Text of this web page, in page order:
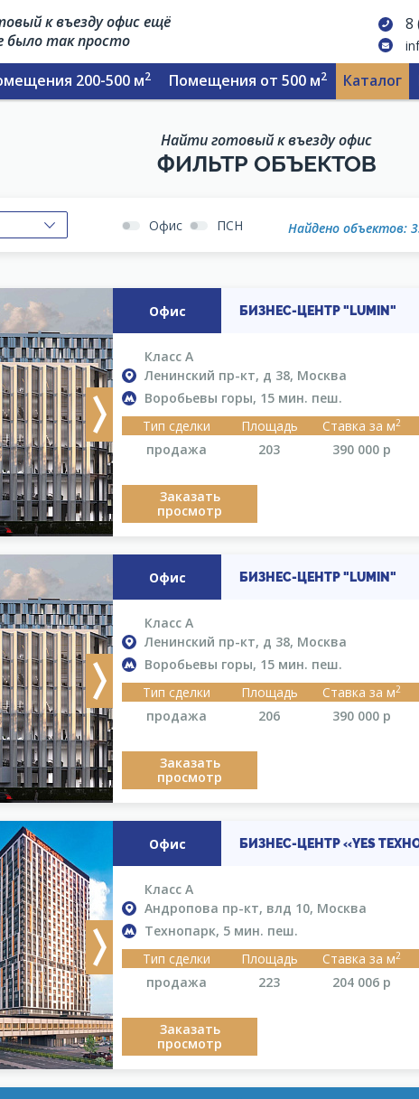
к въезду офис ещё
было так просто
8
200-500 м2 Помещения от 500 м2 Каталог
Найти готовый к въезду офис
ФИЛЬТР ОБЪЕКТОВ
Офис ПСН Найдено объектов:
Next
Офис БИЗНЕС-ЦЕНТР "LUMIN"
Класс A
Ленинский пр-кт, д 38, Москва
Воробьевы горы, 15 мин. пеш.
Тип сделки
Площадь Ставка за м2
продажа
203 390 000 р
Заказать
просмотр
Next
Офис БИЗНЕС-ЦЕНТР "LUMIN"
Класс A
Ленинский пр-кт, д 38, Москва
Воробьевы горы, 15 мин. пеш.
Тип сделки
Площадь Ставка за м2
продажа
206 390 000 р
Заказать
просмотр
Next
Офис БИЗНЕС-ЦЕНТР «YES
Класс A
Андропова пр-кт, влд 10, Москва
Технопарк, 5 мин. пеш.
Тип сделки
Площадь Ставка за м2
продажа
223 204 006 р
Заказать
просмотр